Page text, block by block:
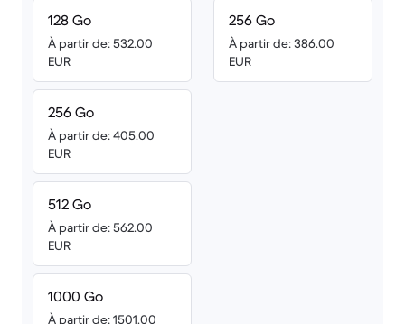
128 Go
À partir de: 532.00
EUR
256 Go
À partir de: 405.00
EUR
512 Go
À partir de: 562.00
EUR
1000 Go
À partir de: 1501.00
256 Go
À partir de: 386.00
EUR